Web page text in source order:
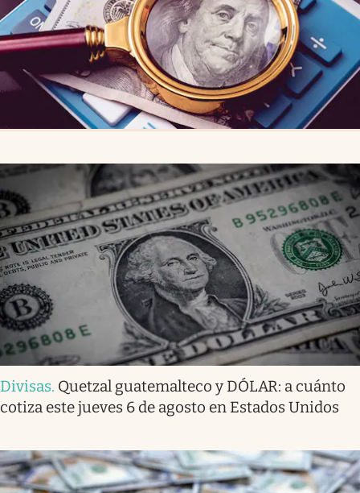
Divisas. Quetzal guatemalteco y DÓLAR: a cuánto
cotiza este jueves 6 de agosto en Estados Unidos